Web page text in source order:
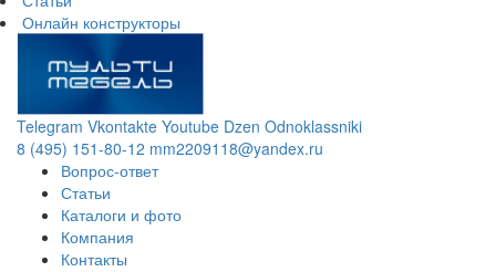
Онлайн конструкторы
Telegram Vkontakte Youtube Dzen Odnoklassniki
8 (495) 151-80-12 mm2209118@yandex.ru
Вопрос-ответ
Статьи
Каталоги и фото
Компания
Контакты